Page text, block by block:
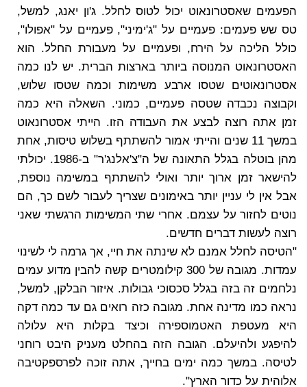
הפעמים שאסטרונאוט יכול לטוס לחלל. ג'ון יאנג, למשל,
טס שש פעמים: פעמיים על "ג'ימיני", פעמיים על "אפולו",
כולל הליכה על הירח, ופעמיים על מעבורת החלל. הוא
האסטרונאוט המנוסה ביותר בארצות הברית. יש לנו כמה
אסטרונאוטים שטסו ארבע משימות וכמה שטסו שלוש,
וקבוצה נכבדה שטסה פעמיים, כמוני. השאלה היא כמה
זמן אתה רוצה לבצע את העבודה הזו. הייתי אסטרונאוט
במשך 11 שנים והייתי אמור להשתתף בשלוש טיסות, אחת
מהן בוטלה בגלל התאונה של ה"צ'אלנג'ר" ב-1986. יכולתי
להישאר זמן ארוך יותר ואולי להשתתף במשימה נוספת,
אבל אין לי עניין יותר באימונים שצריך לעבור לשם כך, הם
נוטים לחזור על עצמם. אחרי שתי המשימות הרגשתי שאני
רוצה לעשות דברים חדשים.
"הטיסה לחלל אמנם לא שינתה את חיי, אך גרמה לי לשינוי
עמדות. מגובה של 300 קילומטרים קשה להבין מדוע עמים
נלחמים זה בזה בגלל סכסוכי גבולות. איזור הבלקן, למשל,
נראה כמו מדינה אחת. מגובה כזה רואים גם עד כמה דקה
היא מעטפת האטמוספירה וכיצד בקלות היא עלולה
להיפגע ולהיעלם. הגובה הזה בהחלט מעניק היבט רוחני
לטיסה. במשך כמה ימים בחייך, אתה זוכה לפרספקטיבה
אלוהית על כדור הארץ".